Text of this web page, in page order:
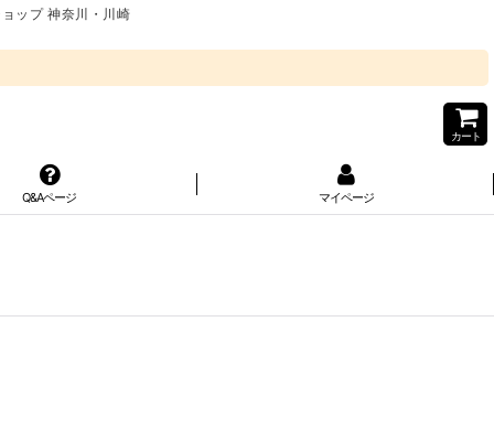
ップ 神奈川・川崎
カート
Q&Aページ マイページ